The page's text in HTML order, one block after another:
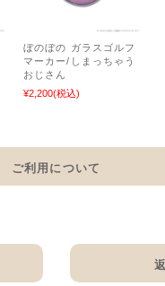
ぼのぼの ガラスゴルフ
マーカー/しまっちゃう
おじさん
¥2,200(税込)
ご利用について